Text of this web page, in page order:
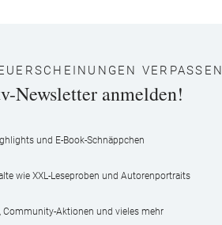
VERPASSEN
Newsletter anmelden!
und E-Book-Schnäppchen
wie XXL-Leseproben und Autorenportraits
Community-Aktionen und vieles mehr